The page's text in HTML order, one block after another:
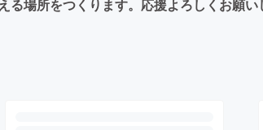
場所をつくります。応援よろしくお願い